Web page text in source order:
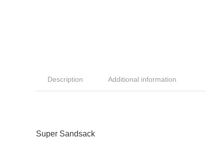
Description Additional information
Super Sandsack